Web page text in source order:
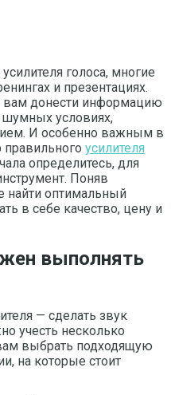
голоса, многие
и презентациях.
вам донести информацию
условиях,
И особенно важным в
усилителя
определитесь, для
Поняв
найти оптимальный
в себе качество, цену и
выполнять
— сделать звук
учесть несколько
выбрать подходящую
на которые стоит